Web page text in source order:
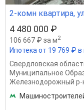
2-комн квартира,
4 480 000 ₽
106 667 ₽ за м2
Ипотека от 19 769 ₽
Свердловская
Муниципальное
Железнодорожный р-